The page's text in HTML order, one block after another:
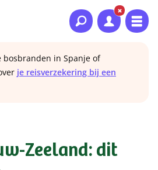
bosbranden in Spanje of
je reisverzekering bij een
Zeeland: dit